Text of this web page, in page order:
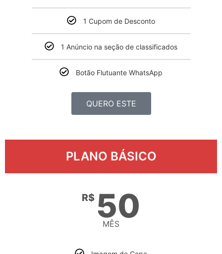
1 Cupom de Desconto
1 Anúncio na seção de classificados
Botão Flutuante WhatsApp
QUERO ESTE
PLANO BÁSICO
R$ 50
MÊS